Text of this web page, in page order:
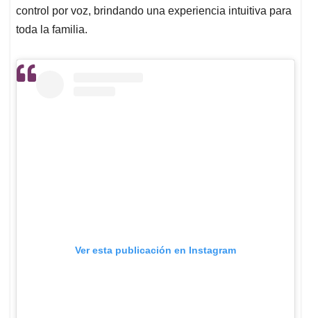
control por voz, brindando una experiencia intuitiva para
toda la familia.
Ver esta publicación en Instagram